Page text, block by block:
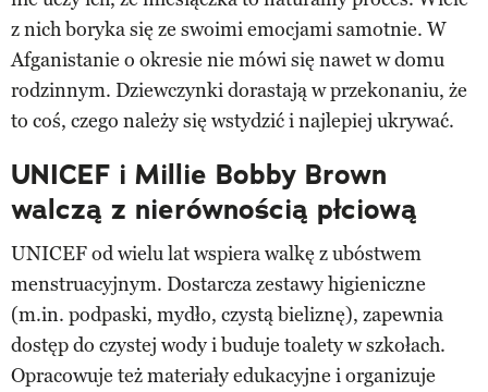
z nich boryka się ze swoimi emocjami samotnie. W
Afganistanie o okresie nie mówi się nawet w domu
rodzinnym. Dziewczynki dorastają w przekonaniu, że
to coś, czego należy się wstydzić i najlepiej ukrywać.
UNICEF i Millie Bobby Brown
walczą z nierównością płciową
UNICEF od wielu lat wspiera walkę z ubóstwem
menstruacyjnym. Dostarcza zestawy higieniczne
(m.in. podpaski, mydło, czystą bieliznę), zapewnia
dostęp do czystej wody i buduje toalety w szkołach.
Opracowuje też materiały edukacyjne i organizuje